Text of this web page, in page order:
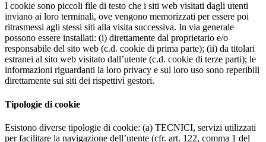
I cookie sono piccoli file di testo che i siti web visitati dagli utenti
inviano ai loro terminali, ove vengono memorizzati per essere poi
ritrasmessi agli stessi siti alla visita successiva. In via generale
possono essere installati: (i) direttamente dal proprietario e/o
responsabile del sito web (c.d. cookie di prima parte); (ii) da titolari
estranei al sito web visitato dall’utente (c.d. cookie di terze parti); le
informazioni riguardanti la loro privacy e sul loro uso sono reperibili
direttamente sui siti dei rispettivi gestori.
Tipologie di cookie
Esistono diverse tipologie di cookie: (a) TECNICI, servizi utilizzati
per facilitare la navigazione dell’utente (cfr. art. 122, comma 1 del